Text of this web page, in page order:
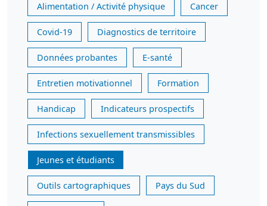
Alimentation / Activité physique Cancer
Covid-19 Diagnostics de territoire
Données probantes E-santé
Entretien motivationnel Formation
Handicap Indicateurs prospectifs
Infections sexuellement transmissibles
Jeunes et étudiants
Outils cartographiques Pays du Sud